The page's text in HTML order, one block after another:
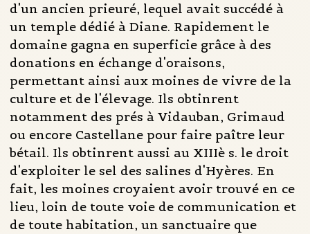
d'un ancien prieuré, lequel avait succédé à
un temple dédié à Diane. Rapidement le
domaine gagna en superficie grâce à des
donations en échange d'oraisons,
permettant ainsi aux moines de vivre de la
culture et de l'élevage. Ils obtinrent
notamment des prés à Vidauban, Grimaud
ou encore Castellane pour faire paître leur
bétail. Ils obtinrent aussi au XIIIè s. le droit
d'exploiter le sel des salines d'Hyères. En
fait, les moines croyaient avoir trouvé en ce
lieu, loin de toute voie de communication et
de toute habitation, un sanctuaire que